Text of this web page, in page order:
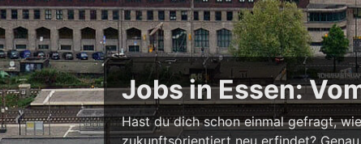
Jobs in Essen:
Hast du dich schon einmal gefragt,